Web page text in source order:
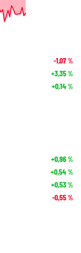
-1,07%
+3,35%
+0,14%
+0,96%
+0,54%
+0,53%
-0,55%